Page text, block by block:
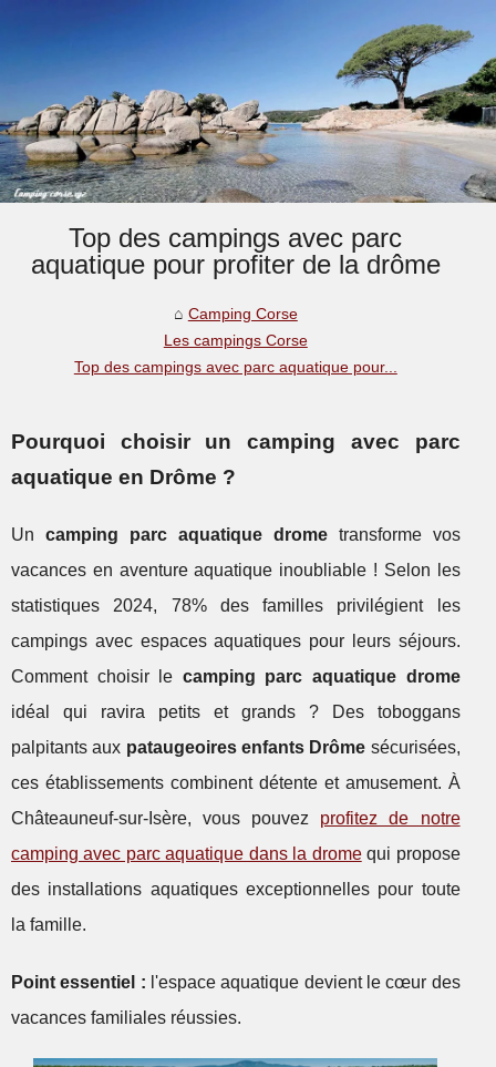
Top des campings avec parc
aquatique pour profiter de la drôme
Camping Corse
Les campings Corse
Top des campings avec parc aquatique pour...
Pourquoi choisir un camping avec parc
aquatique en Drôme ?
Un camping parc aquatique drometransforme vos
vacances en aventure aquatique inoubliable ! Selon les
statistiques 2024, 78% des familles privilégient les
campings avec espaces aquatiques pour leurs séjours.
Comment choisir le camping parc aquatique drome
idéal qui ravira petits et grands ? Des toboggans
palpitants aux pataugeoires enfants Drôme sécurisées,
ces établissements combinent détente et amusement. À
Châteauneuf-sur-Isère, vous pouvez profitez de notre
camping avec parc aquatique dans la dromequi propose
des installations aquatiques exceptionnelles pour toute
la famille.
Point essentiel : l'espace aquatique devient le cœur des
vacances familiales réussies.